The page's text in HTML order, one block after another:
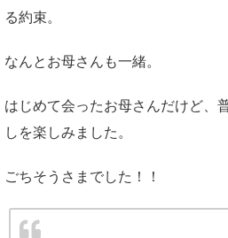
る約束。
なんとお母さんも一緒。
はじめて会ったお母さんだけど、
しを楽しみました。
ごちそうさまでした！！